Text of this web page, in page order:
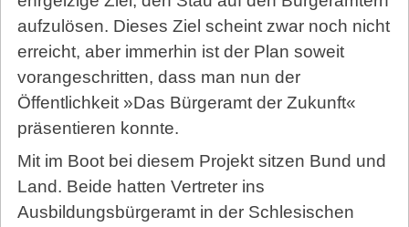
aufzulösen. Dieses Ziel scheint zwar noch nicht
erreicht, aber immerhin ist der Plan soweit
vorangeschritten, dass man nun der
Öffentlichkeit »Das Bürgeramt der Zukunft«
präsentieren konnte.
Mit im Boot bei diesem Projekt sitzen Bund und
Land. Beide hatten Vertreter ins
Ausbildungsbürgeramt in der Schlesischen